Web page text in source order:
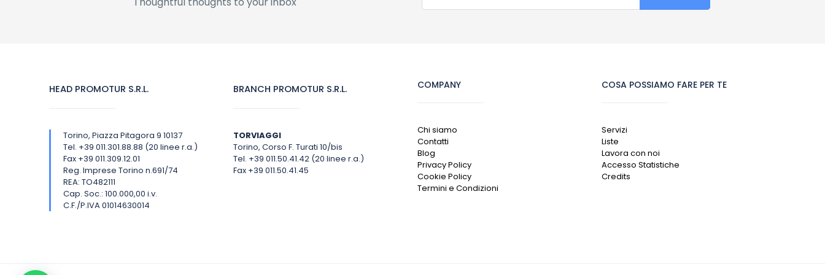
HEAD PROMOTUR S.R.L.
Torino, Piazza Pitagora 9 10137
Tel. +39 011.301.88.88 (20 linee r.a.)
Fax +39 011.309.12.01
Reg. Imprese Torino n.691/74
REA: TO482111
Cap. Soc.: 100.000,00 i.v.
C.F./P.IVA 01014630014
BRANCH PROMOTUR S.R.L.
TORVIAGGI
Torino, Corso F. Turati 10/bis
Tel. +39 011.50.41.42 (20 linee r.a.)
Fax +39 011.50.41.45
COMPANY
Chi siamo
Contatti
Blog
Privacy Policy
Cookie Policy
Termini e Condizioni
COSA POSSIAMO FARE PER TE
Servizi
Liste
Lavora con noi
Accesso Statistiche
Credits